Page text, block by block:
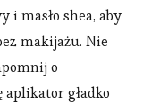
i masło shea, aby
makijażu. Nie
o
aplikator gładko